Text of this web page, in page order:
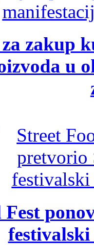
zakup
u
Fest